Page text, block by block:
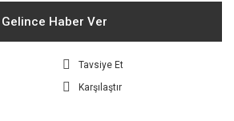
Gelince Haber Ver
Tavsiye Et
Karşılaştır